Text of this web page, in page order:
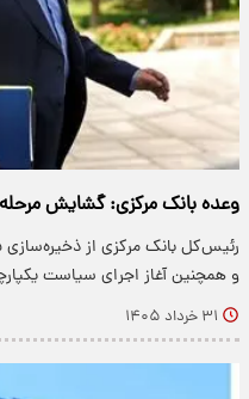
وعده بانک مرکزی: گشایش
و همچنین آغاز اجرای سیاست
۳۱ خرداد ۱۴۰۵